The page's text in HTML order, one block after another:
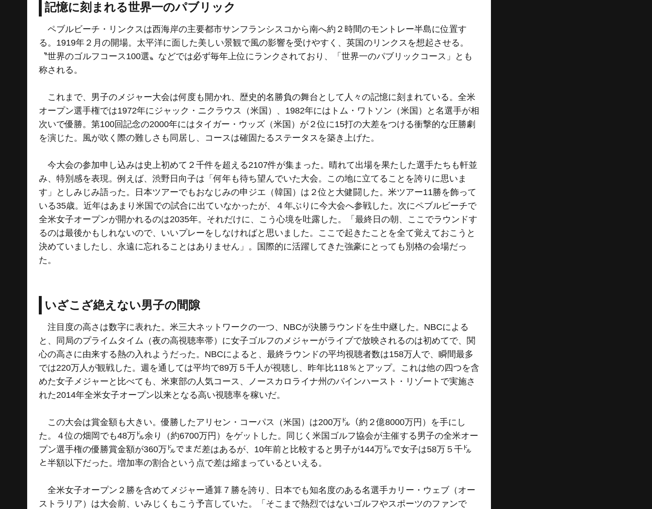
記憶に刻まれる世界一のパブリック
ペブルビーチ・リンクスは西海岸の主要都市サンフランシスコから南へ約２時間のモントレー半島に位置す
る。1919年２月の開場。太平洋に面した美しい景観で風の影響を受けやすく、英国のリンクスを想起させる。
〝世界のゴルフコース100選〟などでは必ず毎年上位にランクされており、「世界一のパブリックコース」とも
称される。
これまで、男子のメジャー大会は何度も開かれ、歴史的名勝負の舞台として人々の記憶に刻まれている。全米
オープン選手権では1972年にジャック・ニクラウス（米国）、1982年にはトム・ワトソン（米国）と名選手が相
次いで優勝。第100回記念の2000年にはタイガー・ウッズ（米国）が２位に15打の大差をつける衝撃的な圧勝劇
を演じた。風が吹く際の難しさも同居し、コースは確固たるステータスを築き上げた。
今大会の参加申し込みは史上初めて２千件を超える2107件が集まった。晴れて出場を果たした選手たちも軒並
み、特別感を表現。例えば、渋野日向子は「何年も待ち望んでいた大会。この地に立てることを誇りに思いま
す」としみじみ語った。日本ツアーでもおなじみの申ジエ（韓国）は２位と大健闘した。米ツアー11勝を飾って
いる35歳。近年はあまり米国での試合に出ていなかったが、４年ぶりに今大会へ参戦した。次にペブルビーチで
全米女子オープンが開かれるのは2035年。それだけに、こう心境を吐露した。「最終日の朝、ここでラウンドす
るのは最後かもしれないので、いいプレーをしなければと思いました。ここで起きたことを全て覚えておこうと
決めていましたし、永遠に忘れることはありません」。国際的に活躍してきた強豪にとっても別格の会場だっ
た。
いざこざ絶えない男子の間隙
注目度の高さは数字に表れた。米三大ネットワークの一つ、NBCが決勝ラウンドを生中継した。NBCによる
と、同局のプライムタイム（夜の高視聴率帯）に女子ゴルフのメジャーがライブで放映されるのは初めてで、関
心の高さに由来する熱の入れようだった。NBCによると、最終ラウンドの平均視聴者数は158万人で、瞬間最多
では220万人が観戦した。週を通しては平均で89万５千人が視聴し、昨年比118％とアップ。これは他の四つを含
めた女子メジャーと比べても、米東部の人気コース、ノースカロライナ州のパインハースト・リゾートで実施さ
れた2014年全米女子オープン以来となる高い視聴率を稼いだ。
この大会は賞金額も大きい。優勝したアリセン・コーパス（米国）は200万㌦（約２億8000万円）を手にし
た。４位の畑岡でも48万㌦余り（約6700万円）をゲットした。同じく米国ゴルフ協会が主催する男子の全米オー
プン選手権の優勝賞金額が360万㌦でまだ差はあるが、10年前と比較すると男子が144万㌦で女子は58万５千㌦
と半額以下だった。増加率の割合という点で差は縮まっているといえる。
全米女子オープン２勝を含めてメジャー通算７勝を誇り、日本でも知名度のある名選手カリー・ウェブ（オー
ストラリア）は大会前、いみじくもこう予言していた。「そこまで熱烈ではないゴルフやスポーツのファンで